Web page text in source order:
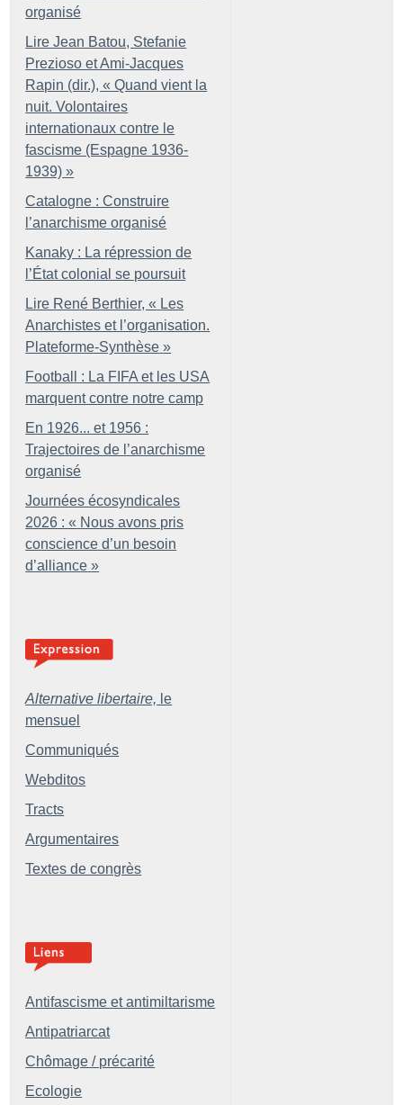
organisé
Lire Jean Batou, Stefanie
Prezioso et Ami-Jacques
Rapin (dir.), « Quand vient la
nuit. Volontaires
internationaux contre le
fascisme (Espagne 1936-
1939) »
Catalogne : Construire
l’anarchisme organisé
Kanaky : La répression de
l’État colonial se poursuit
Lire René Berthier, « Les
Anarchistes et l’organisation.
Plateforme-Synthèse »
Football : La FIFA et les USA
marquent contre notre camp
En 1926... et 1956 :
Trajectoires de l’anarchisme
organisé
Journées écosyndicales
2026 : « Nous avons pris
conscience d’un besoin
d’alliance »
Alternative libertaire, le
mensuel
Communiqués
Webditos
Tracts
Argumentaires
Textes de congrès
Antifascisme et antimiltarisme
Antipatriarcat
Chômage / précarité
Ecologie